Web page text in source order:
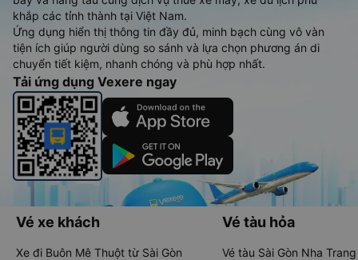
khắp các tỉnh thành tại Việt Nam.
Ứng dụng hiển thị thông tin đầy đủ, minh bạch cùng vô vàn
tiện ích giúp người dùng so sánh và lựa chọn phương án di
chuyển tiết kiệm, nhanh chóng và phù hợp nhất.
Tải ứng dụng Vexere ngay
Vé xe khách
Xe đi Buôn Mê Thuột từ Sài Gòn
Vé tàu hỏa
Vé tàu Sài Gòn Nha Trang